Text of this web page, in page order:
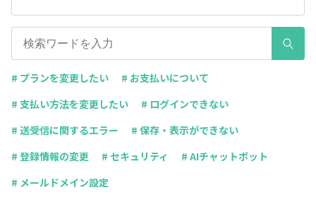
# プランを変更したい
# お支払いについて
# 支払い方法を変更したい
# ログインできない
# 送受信に関するエラー
# 保存・表示ができない
# 登録情報の変更
# セキュリティ
# AIチャットボット
# メールドメイン設定